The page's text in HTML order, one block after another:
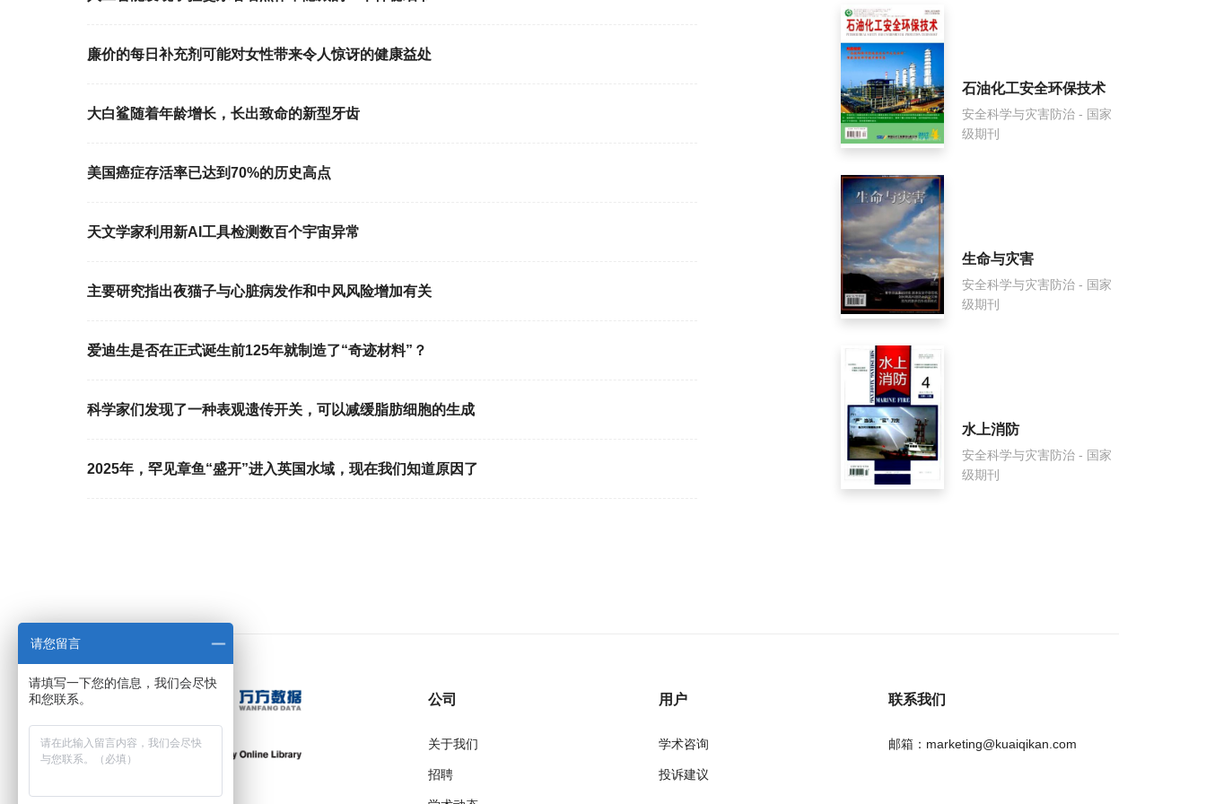
廉价的每日补充剂可能对女性带来令人惊讶的健康益处
大白鲨随着年龄增长，长出致命的新型牙齿
美国癌症存活率已达到70%的历史高点
天文学家利用新AI工具检测数百个宇宙异常
主要研究指出夜猫子与心脏病发作和中风风险增加有关
爱迪生是否在正式诞生前125年就制造了“奇迹材料”？
科学家们发现了一种表观遗传开关，可以减缓脂肪细胞的生成
2025年，罕见章鱼“盛开”进入英国水域，现在我们知道原因了
石油化工安全环保技术
安全科学与灾害防治 - 国家
级期刊
生命与灾害
安全科学与灾害防治 - 国家
级期刊
水上消防
安全科学与灾害防治 - 国家
级期刊
公司
关于我们
招聘
用户
学术咨询
投诉建议
联系我们
邮箱：marketing@kuaiqikan.com
请您留言
请填写一下您的信息，我们会尽快
和您联系。